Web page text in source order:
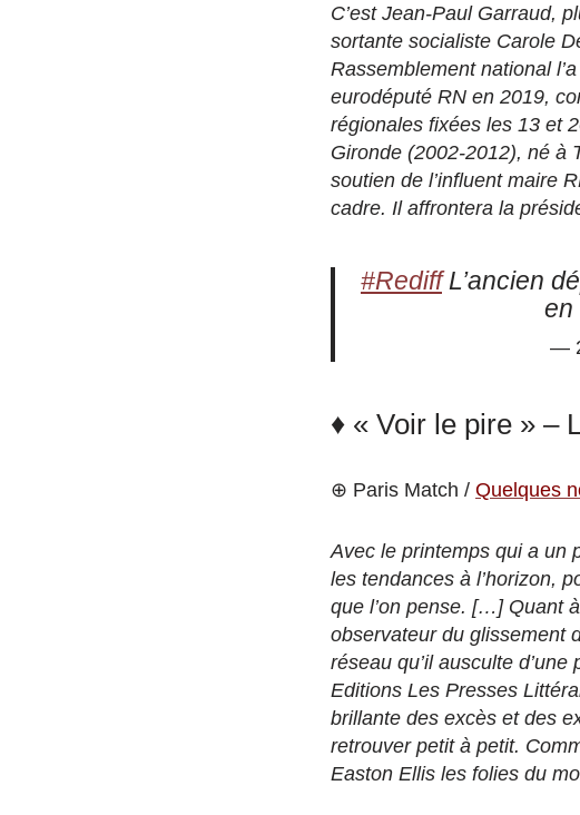
C’est Jean-Paul Garraud,
sortante socialiste Carole
Rassemblement national
eurodéputé RN en 2019,
régionales fixées les 13 et
Gironde (2002-2012), né à
soutien de l’influent maire
cadre. Il affrontera la
#RediffL’ancien
en
—
♦ « Voir le pire » –
⊕ Paris Match / Quelques
Avec le printemps qui a un
les tendances à l’horizon,
que l’on pense. […] Quant
observateur du glissement
réseau qu’il ausculte
Editions Les Presses
brillante des excès et des
retrouver petit à petit.
Easton Ellis les folies du